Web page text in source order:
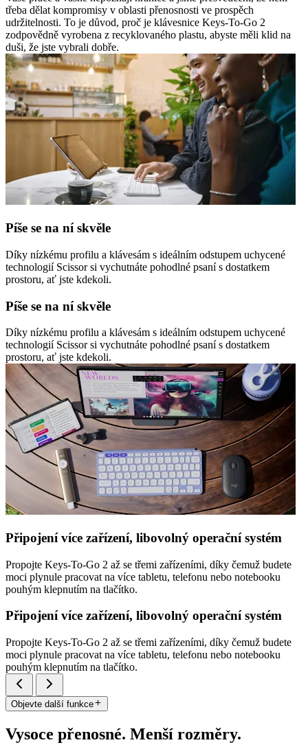
třeba dělat kompromisy v oblasti přenosnosti ve prospěch
udržitelnosti. To je důvod, proč je klávesnice Keys-To-Go 2
zodpovědně vyrobena z recyklovaného plastu, abyste měli klid na
duši, že jste vybrali dobře.
Píše se na ní skvěle
Díky nízkému profilu a klávesám s ideálním odstupem uchycené
technologií Scissor si vychutnáte pohodlné psaní s dostatkem
prostoru, ať jste kdekoli.
Píše se na ní skvěle
Díky nízkému profilu a klávesám s ideálním odstupem uchycené
technologií Scissor si vychutnáte pohodlné psaní s dostatkem
prostoru, ať jste kdekoli.
Připojení více zařízení, libovolný operační systém
Propojte Keys-To-Go 2 až se třemi zařízeními, díky čemuž budete
moci plynule pracovat na více tabletu, telefonu nebo notebooku
pouhým klepnutím na tlačítko.
Připojení více zařízení, libovolný operační systém
Propojte Keys-To-Go 2 až se třemi zařízeními, díky čemuž budete
moci plynule pracovat na více tabletu, telefonu nebo notebooku
pouhým klepnutím na tlačítko.
Objevte další funkce
Vysoce přenosné. Menší rozměry.